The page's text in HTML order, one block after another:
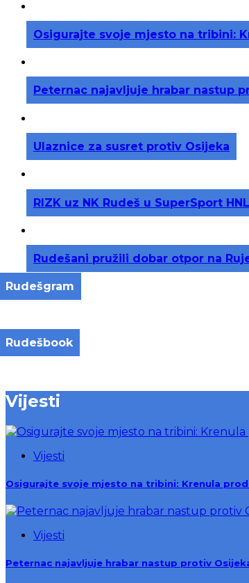
Osigurajte svoje mjesto na tribini:
Peternac najavljuje hrabar nastup
Ulaznice za susret protiv Osijeka
RIZK uz NK Rudeš u SuperSport
Rudešani pružili dobar otpor na
Rudešgram
Rudešbook
Vijesti
Vijesti
Osigurajte svoje mjesto na tribini: Krenula
Vijesti
Peternac najavljuje hrabar nastup protiv